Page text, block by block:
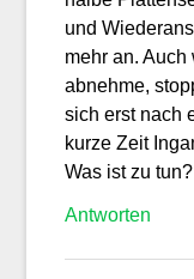
und
mehr an.
abnehme,
sich erst nach
kurze Zeit
Was ist zu tun?
Antworten